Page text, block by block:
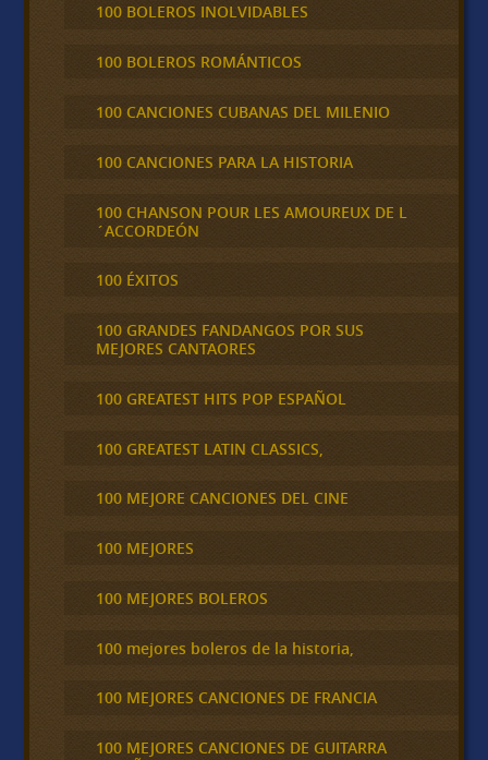
100 BOLEROS INOLVIDABLES
100 BOLEROS ROMÁNTICOS
100 CANCIONES CUBANAS DEL MILENIO
100 CANCIONES PARA LA HISTORIA
100 CHANSON POUR LES AMOUREUX DE L
´ACCORDEÓN
100 ÉXITOS
100 GRANDES FANDANGOS POR SUS
MEJORES CANTAORES
100 GREATEST HITS POP ESPAÑOL
100 GREATEST LATIN CLASSICS,
100 MEJORE CANCIONES DEL CINE
100 MEJORES
100 MEJORES BOLEROS
100 mejores boleros de la historia,
100 MEJORES CANCIONES DE FRANCIA
100 MEJORES CANCIONES DE GUITARRA